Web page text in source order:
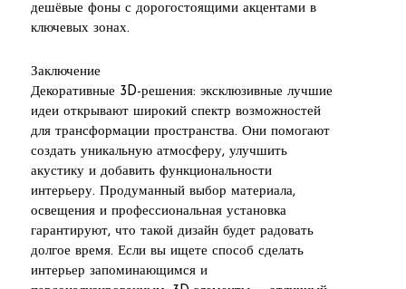
дешёвые фоны с дорогостоящими акцентами в
ключевых зонах.
Заключение
Декоративные 3D-решения: эксклюзивные лучшие
идеи открывают широкий спектр возможностей
для трансформации пространства. Они помогают
создать уникальную атмосферу, улучшить
акустику и добавить функциональности
интерьеру. Продуманный выбор материала,
освещения и профессиональная установка
гарантируют, что такой дизайн будет радовать
долгое время. Если вы ищете способ сделать
интерьер запоминающимся и